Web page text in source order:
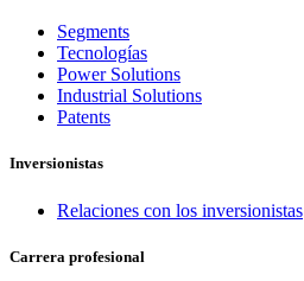
Segments
Tecnologías
Power Solutions
Industrial Solutions
Patents
Inversionistas
Relaciones con los inversionistas
Carrera profesional